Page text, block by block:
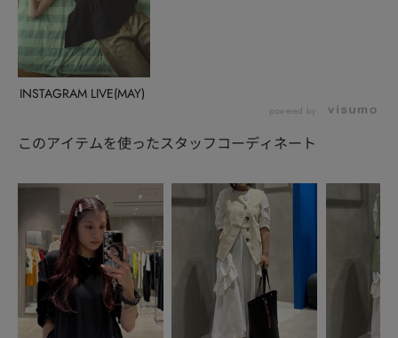
INSTAGRAM LIVE(MAY)
powered by
このアイテムを使ったスタッフコーディネート